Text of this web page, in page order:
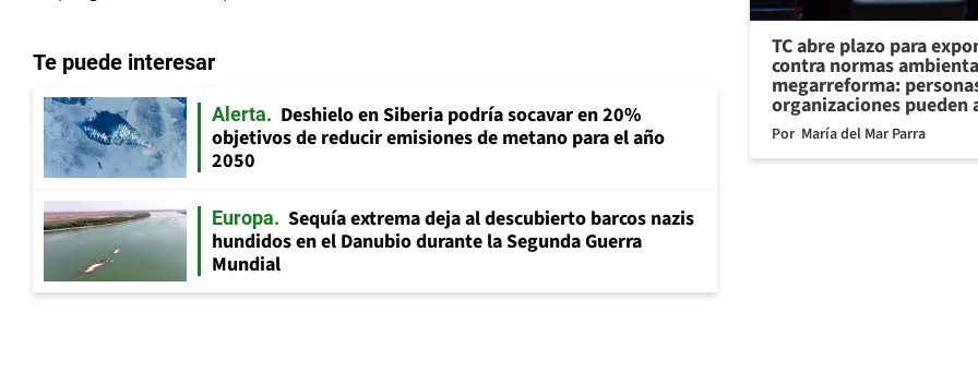
Te puede interesar
Alerta
Deshielo en Siberia podría socavar en 20%
objetivos de reducir emisiones de metano para el año
2050
Europa
Sequía extrema deja al descubierto barcos nazis
hundidos en el Danubio durante la Segunda Guerra
Mundial
TC abre plazo para
contra normas
megarreforma:
organizaciones pueden
Por María del Mar Parra